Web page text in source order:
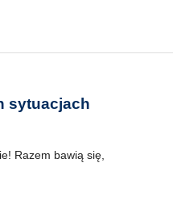
sytuacjach
Razem bawią się,